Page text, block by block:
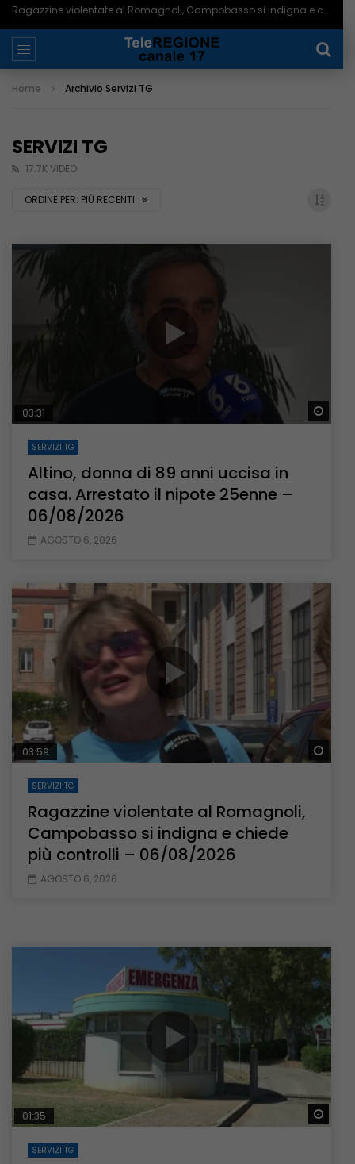
Termoli, lite finisce in un accoltellamento: 19enne denunciato a piede libero – 06/08/2026
Home Archivio Servizi TG
SERVIZI TG
17.7K VIDEO
ORDINE PER: PIÙ RECENTI
03:31
SERVIZI TG
Altino, donna di 89 anni uccisa in
casa. Arrestato il nipote 25enne –
06/08/2026
AGOSTO 6, 2026
03:59
SERVIZI TG
Ragazzine violentate al Romagnoli,
Campobasso si indigna e chiede
più controlli – 06/08/2026
AGOSTO 6, 2026
01:35
SERVIZI TG